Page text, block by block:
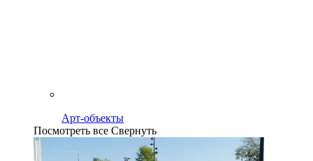
Арт-объекты
Посмотреть все Свернуть